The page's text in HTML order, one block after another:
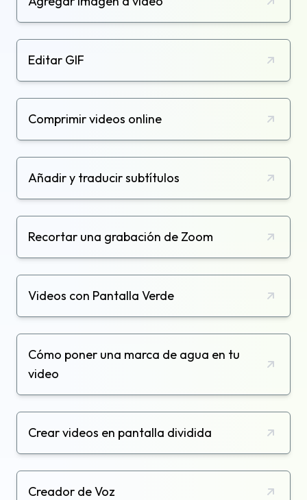
Editar GIF
Comprimir videos online
Añadir y traducir subtítulos
Recortar una grabación de Zoom
Videos con Pantalla Verde
Cómo poner una marca de agua en tu
video
Crear videos en pantalla dividida
Creador de Voz